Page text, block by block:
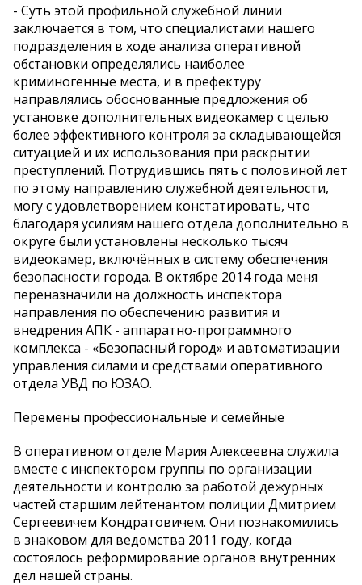
- Суть этой профильной служебной линии
заключается в том, что специалистами нашего
подразделения в ходе анализа оперативной
обстановки определялись наиболее
криминогенные места, и в префектуру
направлялись обоснованные предложения об
установке дополнительных видеокамер с целью
более эффективного контроля за складывающейся
ситуацией и их использования при раскрытии
преступлений. Потрудившись пять с половиной лет
по этому направлению служебной деятельности,
могу с удовлетворением констатировать, что
благодаря усилиям нашего отдела дополнительно в
округе были установлены несколько тысяч
видеокамер, включённых в систему обеспечения
безопасности города. В октябре 2014 года меня
переназначили на должность инспектора
направления по обеспечению развития и
внедрения АПК - аппаратно-программного
комплекса - «Безопасный город» и автоматизации
управления силами и средствами оперативного
отдела УВД по ЮЗАО.
Перемены профессиональные и семейные
В оперативном отделе Мария Алексеевна служила
вместе с инспектором группы по организации
деятельности и контролю за работой дежурных
частей старшим лейтенантом полиции Дмитрием
Сергеевичем Кондратовичем. Они познакомились
в знаковом для ведомства 2011 году, когда
состоялось реформирование органов внутренних
дел нашей страны.